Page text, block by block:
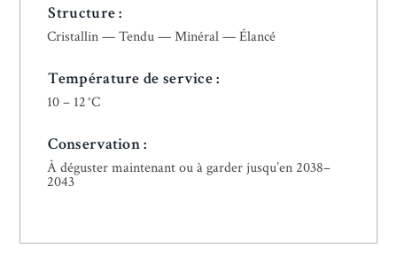
Structure :
Cristallin — Tendu — Minéral — Élancé
Température de service:
10 – 12 °C
Conservation :
À déguster maintenant ou à garder jusqu’en 2038–
2043